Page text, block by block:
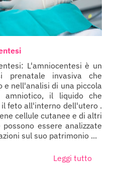
L'amniocentesi è un
prenatale invasiva che
e nell'analisi di una piccola
amniotico, il liquido che
feto all'interno dell'utero .
cellule cutanee e di altri
essere analizzate
sul suo patrimonio ...
Leggi tutto